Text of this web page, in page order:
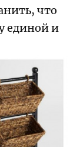
что
единой и